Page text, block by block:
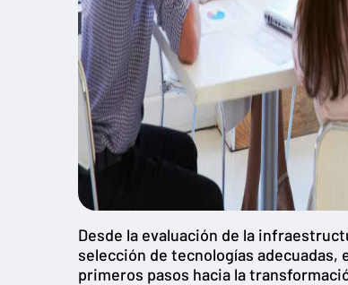
Desde la evaluación de la
selección de tecnologías
primeros pasos hacia la